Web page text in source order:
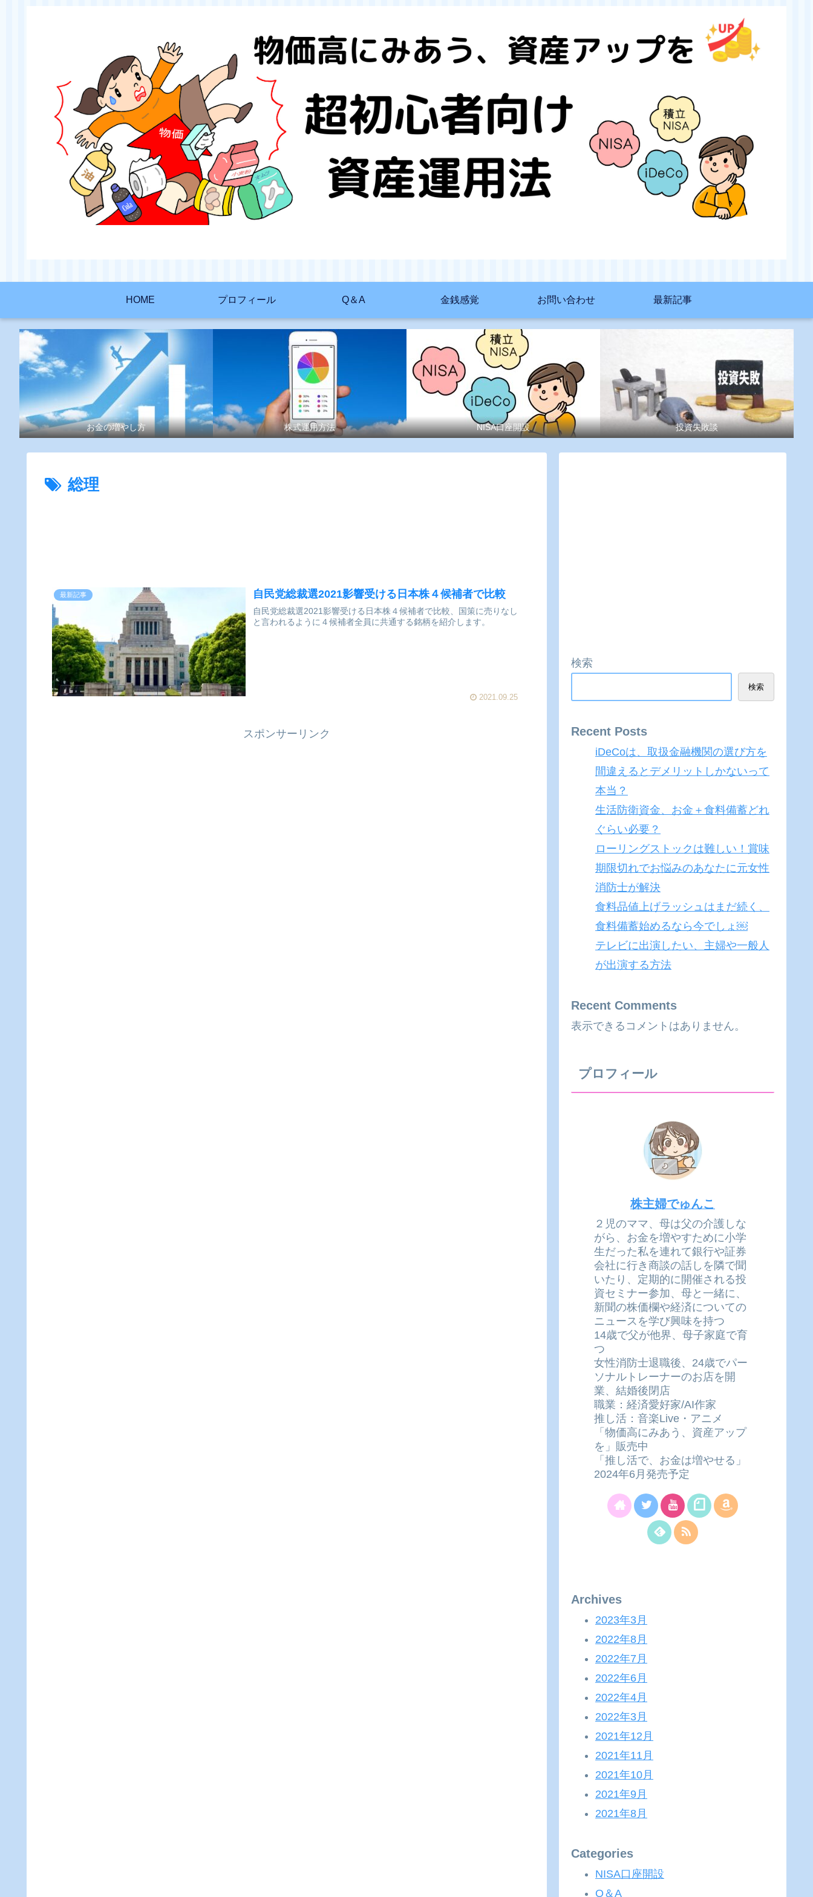
HOME プロフィール Q＆A 金銭感覚 お問い合わせ 最新記事
お金の増やし方 株式運用方法 NISA口座開設 投資失敗談
総理
最新記事 自民党総裁選2021影響受ける日本株４候補者で比較
自民党総裁選2021影響受ける日本株４候補者で比較、国策に売りなし
と言われるように４候補者全員に共通する銘柄を紹介します。
2021.09.25
スポンサーリンク
検索
検索
Recent Posts
iDeCoは、取扱金融機関の選び方を
間違えるとデメリットしかないって
本当？
生活防衛資金、お金＋食料備蓄どれ
ぐらい必要？
ローリングストックは難しい！賞味
期限切れでお悩みのあなたに元女性
消防士が解決
食料品値上げラッシュはまだ続く、
食料備蓄始めるなら今でしょ￼
テレビに出演したい、主婦や一般人
が出演する方法
Recent Comments
表示できるコメントはありません。
プロフィール
株主婦でゅんこ
２児のママ、母は父の介護しな
がら、お金を増やすために小学
生だった私を連れて銀行や証券
会社に行き商談の話しを隣で聞
いたり、定期的に開催される投
資セミナー参加、母と一緒に、
新聞の株価欄や経済についての
ニュースを学び興味を持つ
14歳で父が他界、母子家庭で育
つ
女性消防士退職後、24歳でパー
ソナルトレーナーのお店を開
業、結婚後閉店
職業：経済愛好家/AI作家
推し活：音楽Live・アニメ
「物価高にみあう、資産アップ
を」販売中
「推し活で、お金は増やせる」
2024年6月発売予定
Archives
2023年3月
2022年8月
2022年7月
2022年6月
2022年4月
2022年3月
2021年12月
2021年11月
2021年10月
2021年9月
2021年8月
Categories
NISA口座開設
Q＆A